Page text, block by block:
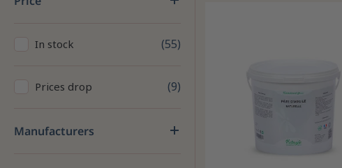
In stock 55
Prices drop 9
Manufacturers